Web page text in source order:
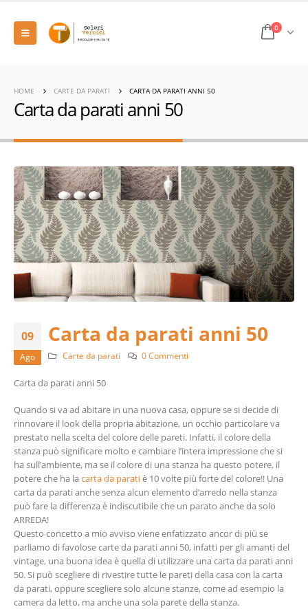
0
HOME CARTE DA PARATI CARTA DA PARATI ANNI 50
Carta da parati anni 50
09
Ago
Carta da parati anni 50
Carte da parati 0 Commenti
Carta da parati anni 50
Quando si va ad abitare in una nuova casa, oppure se si decide di
rinnovare il look della propria abitazione, un occhio particolare va
prestato nella scelta del colore delle pareti. Infatti, il colore della
stanza può significare molto e cambiare l’intera impressione che si
ha sull’ambiente, ma se il colore di una stanza ha questo potere, il
potere che ha lacarta da paratiè 10 volte più forte del colore!! Una
carta da parati anche senza alcun elemento d’arredo nella stanza
può fare la differenza è indiscutibile che un parato anche da solo
ARREDA!
Questo concetto a mio avviso viene enfatizzato ancor di più se
parliamo di favolose carte da parati anni 50, infatti per gli amanti del
vintage, una buona idea è quella di utilizzare una carta da parati anni
50. Si può scegliere di rivestire tutte le pareti della casa con la carta
da parati, oppure scegliere solo alcune stanze, come ad esempio la
camera da letto, ma anche una sola parete della stanza.